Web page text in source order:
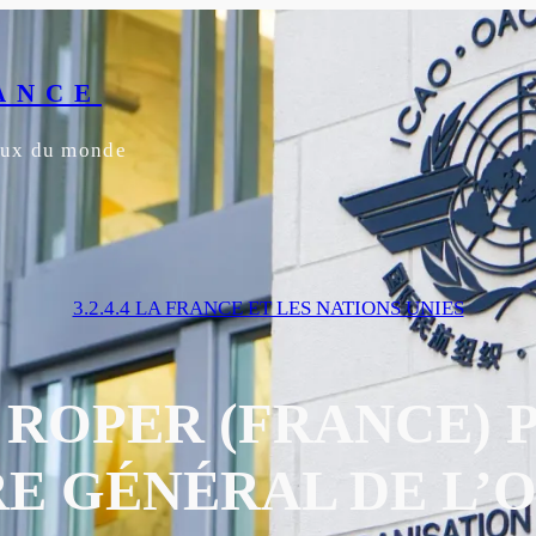
du monde
3.2.4.4 LA FRANCE ET LES NATIONS UNIES
(FRANCE)
GÉNÉRAL DE